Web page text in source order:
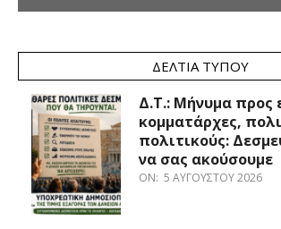
ΔΕΛΤΊΑ ΤΎΠΟΥ
Δ.Τ.: Μήνυμα προς
κομματάρχες,
πολιτικούς:
να σας ακούσουμε
ON: 5 ΑΥΓΟΎΣΤΟΥ 2026